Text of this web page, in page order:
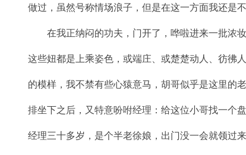
做过，虽然号称情场浪子，但是在这一方面我还是不
在我正纳闷的功夫，门开了，哗啦进来一批浓妆
这些妞都是上乘姿色，或端庄、或楚楚动人、彷彿
的模样，我不禁有些心猿意马，胡哥似乎是这里的
排坐下之后，又特意吩咐经理：给这位小哥找一个
经理三十多岁，是个半老徐娘，出门没一会就领过